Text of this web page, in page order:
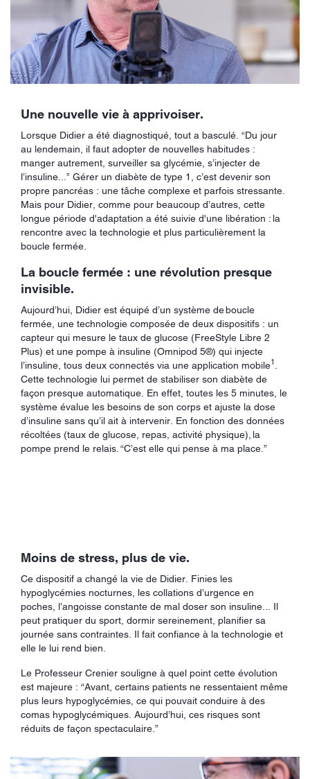
Une nouvelle vie à apprivoiser.
Lorsque Didier a été diagnostiqué, tout a basculé. “Du jour
au lendemain, il faut adopter de nouvelles habitudes :
manger autrement, surveiller sa glycémie, s’injecter de
l’insuline...” Gérer un diabète de type 1, c’est devenir son
propre pancréas : une tâche complexe et parfois stressante.
Mais pour Didier, comme pour beaucoup d’autres, cette
longue période d'adaptation a été suivie d'une libération : la
rencontre avec la technologie et plus particulièrement la
boucle fermée.
La boucle fermée : une révolution presque
invisible.
Aujourd’hui, Didier est équipé d’un système de boucle
fermée, une technologie composée de deux dispositifs : un
capteur qui mesure le taux de glucose (FreeStyle Libre 2
Plus) et une pompe à insuline (Omnipod 5®) qui injecte
l’insuline, tous deux connectés via une application mobile1
Cette technologie lui permet de stabiliser son diabète de
façon presque automatique. En effet, toutes les 5 minutes, le
système évalue les besoins de son corps et ajuste la dose
d’insuline sans qu’il ait à intervenir. En fonction des données
récoltées (taux de glucose, repas, activité physique), la
pompe prend le relais. “C’est elle qui pense à ma place.”
Moins de stress, plus de vie.
Ce dispositif a changé la vie de Didier. Finies les
hypoglycémies nocturnes, les collations d’urgence en
poches, l’angoisse constante de mal doser son insuline... Il
peut pratiquer du sport, dormir sereinement, planifier sa
journée sans contraintes. Il fait confiance à la technologie et
elle le lui rend bien.
Le Professeur Crenier souligne à quel point cette évolution
est majeure : “Avant, certains patients ne ressentaient même
plus leurs hypoglycémies, ce qui pouvait conduire à des
comas hypoglycémiques. Aujourd’hui, ces risques sont
réduits de façon spectaculaire.”